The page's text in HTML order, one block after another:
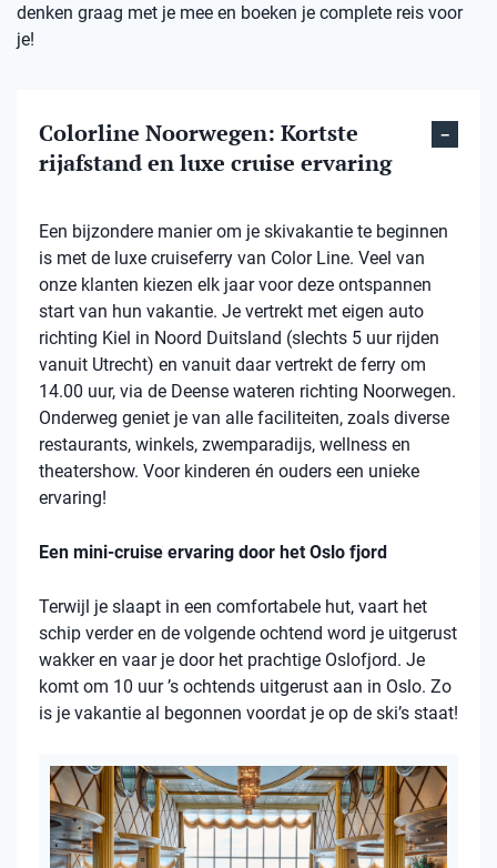
denken graag met je mee en boeken je complete reis voor
je!
Colorline Noorwegen: Kortste
rijafstand en luxe cruise ervaring
Een bijzondere manier om je skivakantie te beginnen
is met de luxe cruiseferry van Color Line. Veel van
onze klanten kiezen elk jaar voor deze ontspannen
start van hun vakantie. Je vertrekt met eigen auto
richting Kiel in Noord Duitsland (slechts 5 uur rijden
vanuit Utrecht) en vanuit daar vertrekt de ferry om
14.00 uur, via de Deense wateren richting Noorwegen.
Onderweg geniet je van alle faciliteiten, zoals diverse
restaurants, winkels, zwemparadijs, wellness en
theatershow. Voor kinderen én ouders een unieke
ervaring!
Een mini-cruise ervaring door het Oslo fjord
Terwijl je slaapt in een comfortabele hut, vaart het
schip verder en de volgende ochtend word je uitgerust
wakker en vaar je door het prachtige Oslofjord. Je
komt om 10 uur ’s ochtends uitgerust aan in Oslo. Zo
is je vakantie al begonnen voordat je op de ski’s staat!